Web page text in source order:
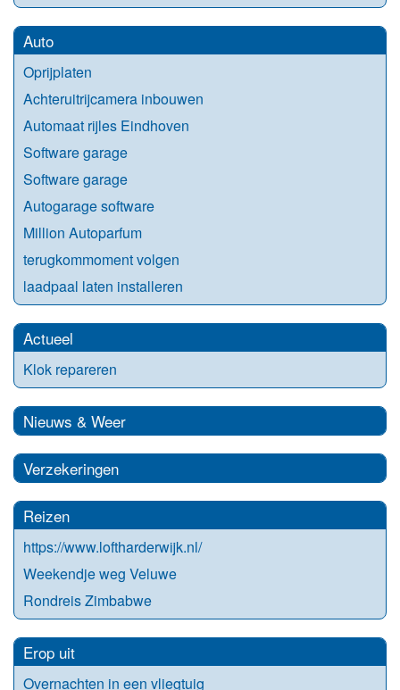
Auto
Oprijplaten
Achteruitrijcamera inbouwen
Automaat rijles Eindhoven
Software garage
Software garage
Autogarage software
Million Autoparfum
terugkommoment volgen
laadpaal laten installeren
Actueel
Klok repareren
Nieuws & Weer
Verzekeringen
Reizen
https://www.loftharderwijk.nl/
Weekendje weg Veluwe
Rondreis Zimbabwe
Erop uit
Overnachten in een vliegtuig